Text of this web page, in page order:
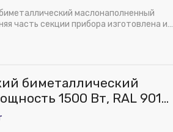
маслонаполненный
часть секции прибора изготовлена из
биметаллический
1500 Вт, RAL 9016,